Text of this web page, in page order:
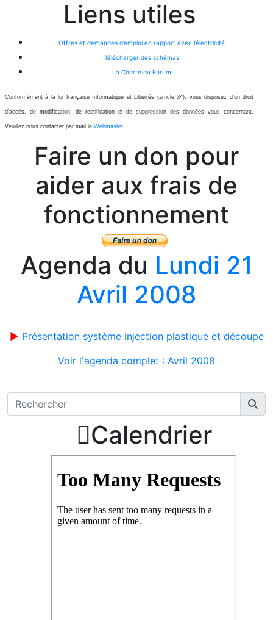
Liens utiles
Offres et demandes d’emploi en rapport avec l’électricité
Télécharger des schémas
La Charte du Forum
Conformément à la loi française Informatique et Libertés (article 34), vous disposez d'un droit
d'accès, de modification, de rectification et de suppression des données vous concernant.
Veuillez nous contacter par mail le Webmaster
Faire un don pour
aider aux frais de
fonctionnement
Agenda du Lundi 21
Avril 2008
► Présentation système injection plastique et découpe
Voir l'agenda complet : Avril 2008
Calendrier